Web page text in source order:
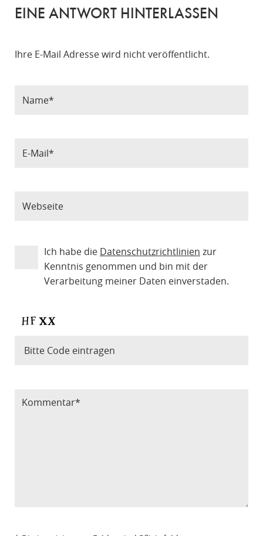
EINE ANTWORT HINTERLASSEN
Ihre E-Mail Adresse wird nicht veröffentlicht.
Ich habe die Datenschutzrichtlinien zur
Kenntnis genommen und bin mit der
Verarbeitung meiner Daten einverstaden.